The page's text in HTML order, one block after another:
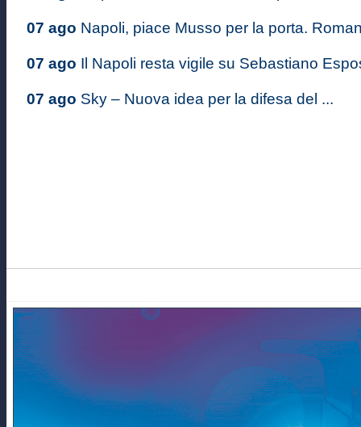
07 ago Napoli, piace Musso per la porta.
07 ago Il Napoli resta vigile su Sebastiano
07 ago Sky – Nuova idea per la difesa del ...